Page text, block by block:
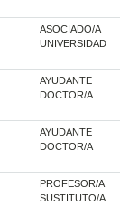
ASOCIADO/A
UNIVERSIDAD
AYUDANTE
DOCTOR/A
AYUDANTE
DOCTOR/A
PROFESOR/A
SUSTITUTO/A